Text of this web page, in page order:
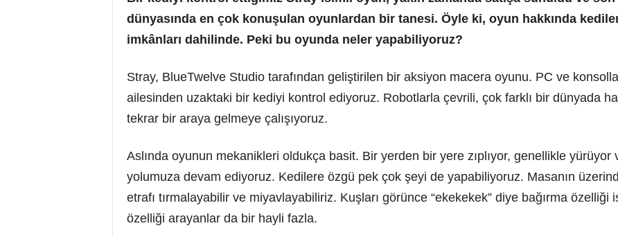
dünyasında en çok konuşulan oyunlardan bir tanesi. Öyle ki, oyun hakkında
imkânları dahilinde. Peki bu oyunda neler yapabiliyoruz?
Stray, BlueTwelve Studio tarafından geliştirilen bir aksiyon macera oyunu. PC ve
ailesinden uzaktaki bir kediyi kontrol ediyoruz. Robotlarla çevrili, çok farklı bir dünyada
tekrar bir araya gelmeye çalışıyoruz.
Aslında oyunun mekanikleri oldukça basit. Bir yerden bir yere zıplıyor, genellikle
yolumuza devam ediyoruz. Kedilere özgü pek çok şeyi de yapabiliyoruz. Masanın
etrafı tırmalayabilir ve miyavlayabiliriz. Kuşları görünce “ekekekek” diye bağırma özelliği
özelliği arayanlar da bir hayli fazla.